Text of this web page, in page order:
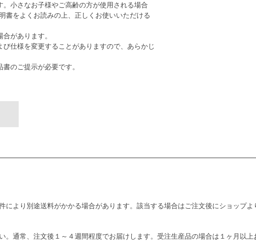
小さなお子様やご高齢の方が使用される場合
書をよくお読みの上、正しくお使いいただける
があります。
仕様を変更することがありますので、あらかじ
のご提示が必要です。
より別途送料がかかる場合があります。該当する場合はご注文後にショップよ
通常、注文後１～４週間程度でお届けします。受注生産品の場合は１ヶ月以上